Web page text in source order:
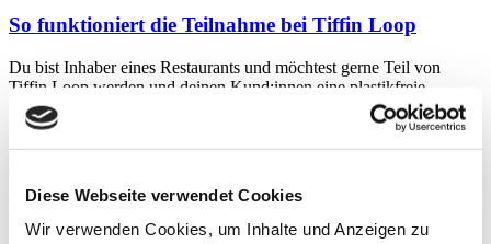
Diese Webseite verwendet Cookies
Wir verwenden Cookies, um Inhalte und Anzeigen zu
So funktioniert die Teilnahme bei Tiffin Loop
Du bist Inhaber eines Restaurants und möchtest gerne Teil von
Tiffin Loop werden und deinen Kund:innen eine plastikfreie
Mehrwegalternative anbieten? Dann melde dich bei uns!
Trotz steigen­dem Umwelt­be­wusst­sein – Der
Verpackungs­ver­brauch in Deutsch­land nimmt zu